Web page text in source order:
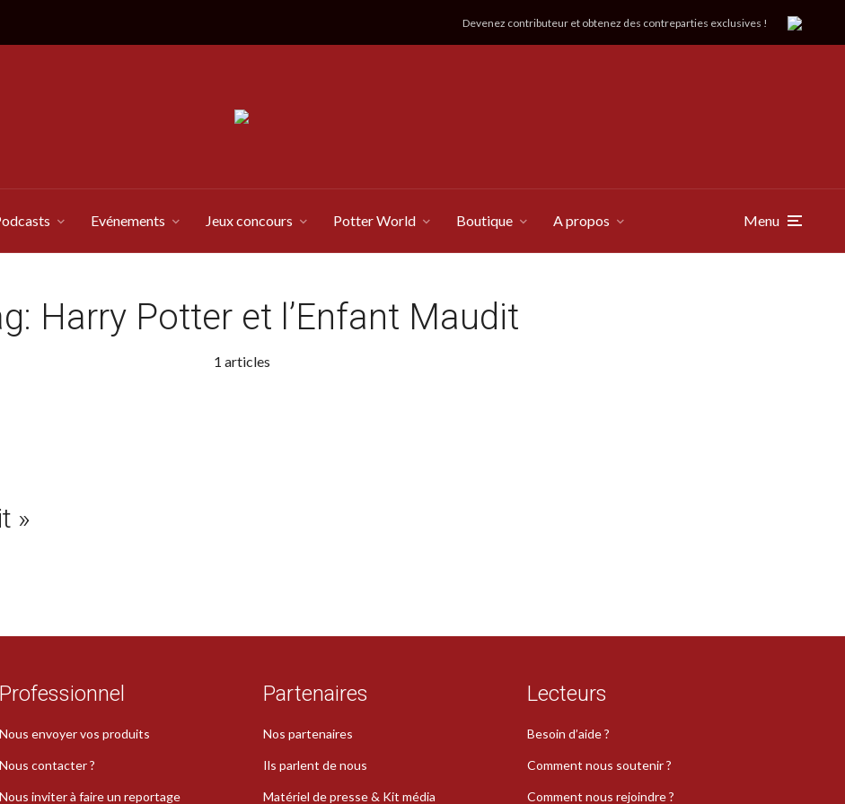
Devenez contributeur et obtenez des contreparties exclusives !
Evénements Jeux concours Potter World Boutique A propos Menu
Harry Potter et l’Enfant Maudit
1 articles
»
Professionnel
Nous envoyer vos produits
Nous contacter ?
Nous inviter à faire un reportage
Partenaires
Nos partenaires
Ils parlent de nous
Matériel de presse & Kit média
Lecteurs
Besoin d’aide ?
Comment nous soutenir ?
Comment nous rejoindre ?